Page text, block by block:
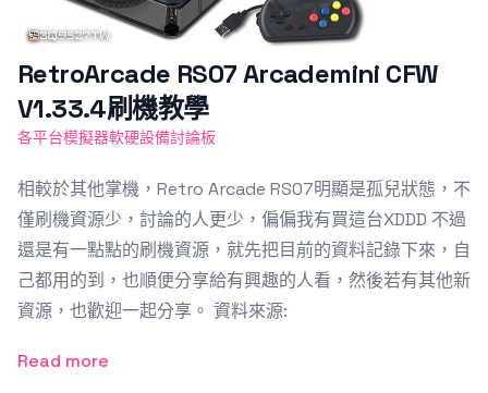
RetroArcade RS07 Arcademini CFW
V1.33.4刷機教學
各平台模擬器軟硬設備討論板
相較於其他掌機，Retro Arcade RS07明顯是孤兒狀態，不
僅刷機資源少，討論的人更少，偏偏我有買這台XDDD 不過
還是有一點點的刷機資源，就先把目前的資料記錄下來，自
己都用的到，也順便分享給有興趣的人看，然後若有其他新
資源，也歡迎一起分享。 資料來源:
Read more